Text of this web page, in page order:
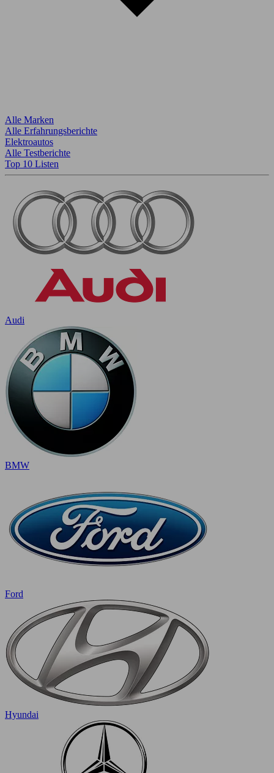
Alle Marken
Alle Erfahrungsberichte
Elektroautos
Alle Testberichte
Top 10 Listen
Audi
BMW
Ford
Hyundai